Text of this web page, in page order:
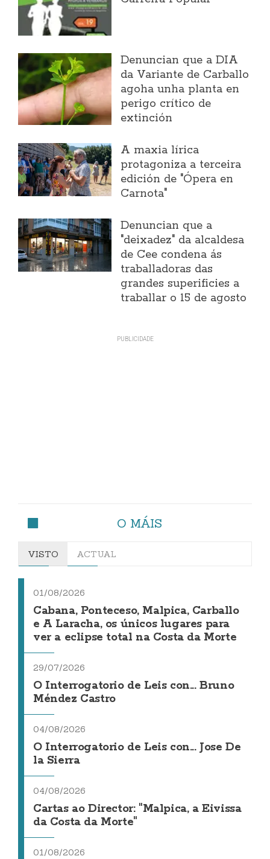
Denuncian que a DIA
da Variante de Carballo
agoha unha planta en
perigo crítico de
extinción
A maxia lírica
protagoniza a terceira
edición de "Ópera en
Carnota"
Denuncian que a
"deixadez" da alcaldesa
de Cee condena ás
traballadoras das
grandes superificies a
traballar o 15 de agosto
O MÁIS
VISTO ACTUAL
01/08/2026
Cabana, Ponteceso, Malpica, Carballo
e A Laracha, os únicos lugares para
ver a eclipse total na Costa da Morte
29/07/2026
O Interrogatorio de Leis con... Bruno
Méndez Castro
04/08/2026
O Interrogatorio de Leis con... Jose De
la Sierra
04/08/2026
Cartas ao Director: "Malpica, a Eivissa
da Costa da Morte"
01/08/2026